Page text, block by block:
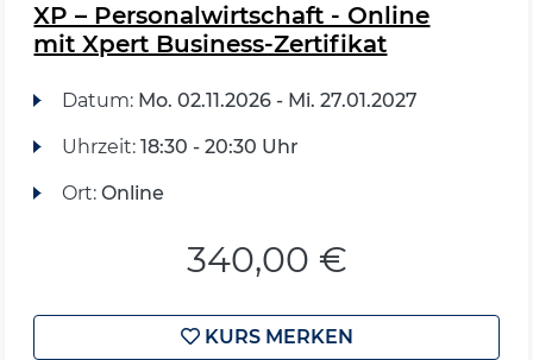
XP – Personalwirtschaft - Online
mit Xpert Business-Zertifikat
Datum: Mo. 02.11.2026 - Mi. 27.01.2027
Uhrzeit: 18:30 - 20:30 Uhr
Ort: Online
340,00 €
KURS MERKEN